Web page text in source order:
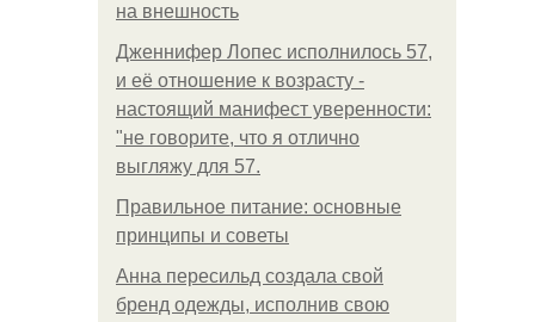
на внешность
Дженнифер Лопес исполнилось 57,
и её отношение к возрасту -
настоящий манифест уверенности:
"не говорите, что я отлично
выгляжу для 57.
Правильное питание: основные
принципы и советы
Анна пересильд создала свой
бренд одежды, исполнив свою